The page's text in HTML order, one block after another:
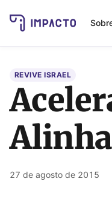
REVIVE ISRAEL
27 de agosto de 2015